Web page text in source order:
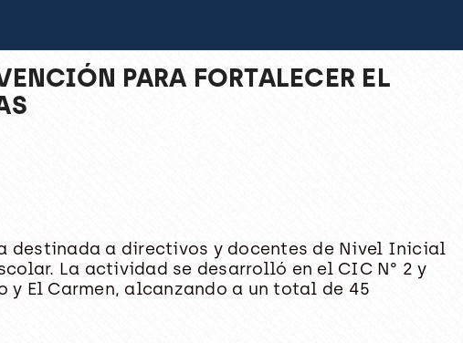
PARA FORTALECER EL
destinada a directivos y docentes de Nivel Inicial
La actividad se desarrolló en el CIC N° 2 y
El Carmen, alcanzando a un total de 45